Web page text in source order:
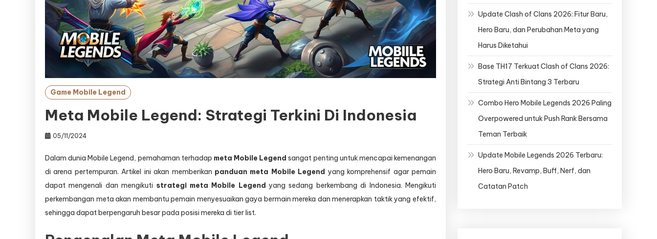
Game Mobile Legend
Meta Mobile Legend: Strategi Terkini Di Indonesia
05/11/2024
Dalam dunia Mobile Legend, pemahaman terhadap meta Mobile Legend sangat penting untuk mencapai kemenangan
di arena pertempuran. Artikel ini akan memberikan panduan meta Mobile Legend yang komprehensif agar pemain
dapat mengenali dan mengikuti strategi meta Mobile Legend yang sedang berkembang di Indonesia. Mengikuti
perkembangan meta akan membantu pemain menyesuaikan gaya bermain mereka dan menerapkan taktik yang efektif,
sehingga dapat berpengaruh besar pada posisi mereka di tier list.
Update Clash of Clans 2026: Fitur Baru,
Hero Baru, dan Perubahan Meta yang
Harus Diketahui
Base TH17 Terkuat Clash of Clans 2026:
Strategi Anti Bintang 3 Terbaru
Combo Hero Mobile Legends 2026 Paling
Overpowered untuk Push Rank Bersama
Teman Terbaik
Update Mobile Legends 2026 Terbaru:
Hero Baru, Revamp, Buff, Nerf, dan
Catatan Patch